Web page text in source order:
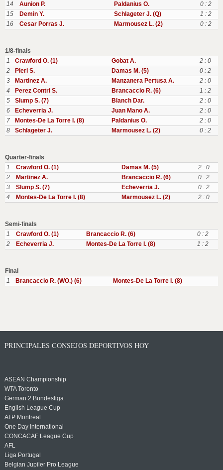
14 Aunion P. Paldanius O.
0 : 2
15
Demin Y. Schlageter J. (Q)
1 : 2
16
Cesar Porras J. Marmousez L. (2) 0 : 2
1/8-finals
1
Crawford O. (1) Gobat A.
2 : 0
2
Pieri S. Damas M. (5)
0 : 2
3
Martinez A. Manzanera Pertusa A.
2 : 0
4
Perez Contri S. Brancaccio R. (6)
1 : 2
5
Slump S. (7) Blanch Dar.
2 : 0
6
Echeverria J. Juan Mano A.
2 : 0
7
Montes-De La Torre I. (8) Paldanius O.
2 : 0
8
Schlageter J. Marmousez L. (2) 0 : 2
Quarter-finals
1
Crawford O. (1) Damas M. (5)
2 : 0
2
Martinez A. Brancaccio R. (6)
0 : 2
3
Slump S. (7) Echeverria J.
0 : 2
4
Montes-De La Torre I. (8) Marmousez L. (2) 2 : 0
Semi-finals
1
Crawford O. (1) Brancaccio R. (6)
0 : 2
2
Echeverria J. Montes-De La Torre I. (8) 1 : 2
Final
1
Brancaccio R. (WO.) (6) Montes-De La Torre I. (8)
PRINCIPALES CONSEJOS DEPORTIVOS HOY
ASEAN Championship
WTA Toronto
German 2 Bundesliga
English League Cup
ATP Montreal
One Day International
CONCACAF League Cup
AFL
Liga Portugal
Belgian Jupiler Pro League